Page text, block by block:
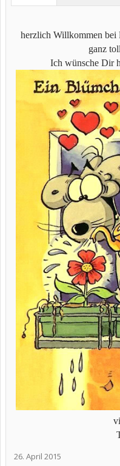
herzlich Willkommen bei
ganz
Ich wünsche Dir
26. April 2015